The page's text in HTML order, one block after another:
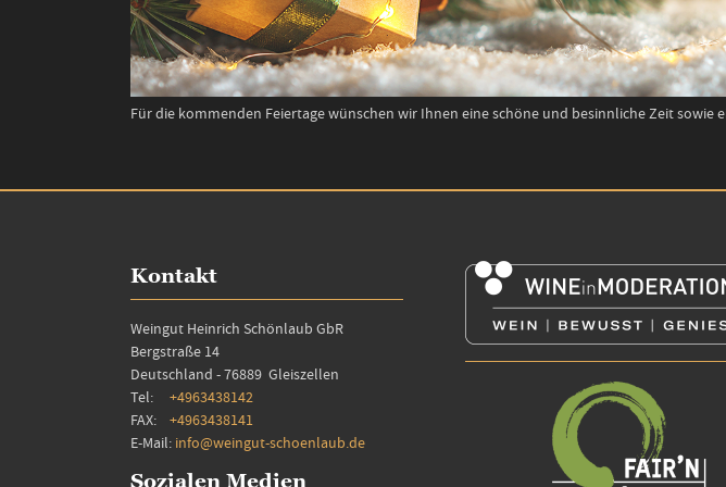
Für die kommenden Feiertage wünschen wir Ihnen eine schöne und besinnliche Zeit sowie
Kontakt
Weingut Heinrich Schönlaub GbR
Bergstraße 14
Deutschland - 76889 Gleiszellen
Tel: +4963438142
FAX: +4963438141
E-Mail: info@weingut-schoenlaub.de
Sozialen Medien